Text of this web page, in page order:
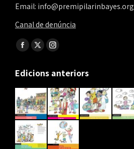
Email: info@premipilarinbayes.org
Canal de denúncia
Find us on:
Facebook
opens
in
new
window
X
opens
in
new
window
Instagram
opens
in
new
window
Edicions anteriors